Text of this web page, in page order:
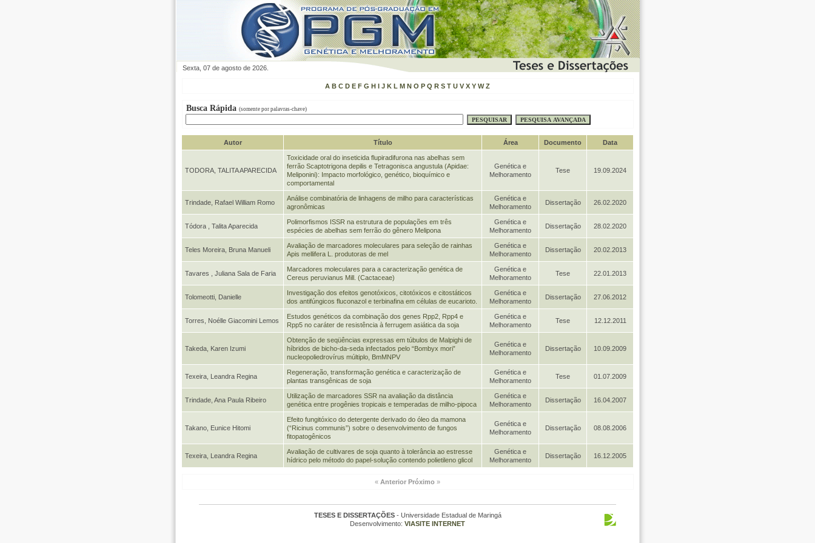
Sexta, 07 de agosto de 2026.
A B C D E F G H I J K L M N O P Q R S T U V X Y W Z
Busca Rápida (somente por palavras-chave)
Autor Título Área Documento Data
TODORA, TALITA APARECIDA
Toxicidade oral do inseticida flupiradifurona nas abelhas sem
ferrão Scaptotrigona depilis e Tetragonisca angustula (Apidae:
Meliponini): Impacto morfológico, genético, bioquímico e
comportamental
Genética e
Melhoramento
Tese 19.09.2024
Trindade, Rafael William Romo
Análise combinatória de linhagens de milho para características
agronômicas
Genética e
Melhoramento
Dissertação 26.02.2020
Tódora , Talita Aparecida
Polimorfismos ISSR na estrutura de populações em três
espécies de abelhas sem ferrão do gênero Melipona
Genética e
Melhoramento
Dissertação 28.02.2020
Teles Moreira, Bruna Manueli
Avaliação de marcadores moleculares para seleção de rainhas
Apis mellifera L. produtoras de mel
Genética e
Melhoramento
Dissertação 20.02.2013
Tavares , Juliana Sala de Faria
Marcadores moleculares para a caracterização genética de
Cereus peruvianus Mill. (Cactaceae)
Genética e
Melhoramento
Tese 22.01.2013
Tolomeotti, Danielle
Investigação dos efeitos genotóxicos, citotóxicos e citostáticos
dos antifúngicos fluconazol e terbinafina em células de eucarioto.
Genética e
Melhoramento
Dissertação 27.06.2012
Torres, Noélle Giacomini Lemos
Estudos genéticos da combinação dos genes Rpp2, Rpp4 e
Rpp5 no caráter de resistência à ferrugem asiática da soja
Genética e
Melhoramento
Tese 12.12.2011
Takeda, Karen Izumi
Obtenção de seqüências expressas em túbulos de Malpighi de
híbridos de bicho-da-seda infectados pelo “Bombyx mori”
nucleopoliedrovírus múltiplo, BmMNPV
Genética e
Melhoramento
Dissertação 10.09.2009
Texeira, Leandra Regina
Regeneração, transformação genética e caracterização de
plantas transgênicas de soja
Genética e
Melhoramento
Tese 01.07.2009
Trindade, Ana Paula Ribeiro
Utilização de marcadores SSR na avaliação da distância
genética entre progênies tropicais e temperadas de milho-pipoca
Genética e
Melhoramento
Dissertação 16.04.2007
Takano, Eunice Hitomi
Efeito fungitóxico do detergente derivado do óleo da mamona
(“Ricinus communis”) sobre o desenvolvimento de fungos
fitopatogênicos
Genética e
Melhoramento
Dissertação 08.08.2006
Texeira, Leandra Regina
Avaliação de cultivares de soja quanto à tolerância ao estresse
hídrico pelo método do papel-solução contendo polietileno glicol
Genética e
Melhoramento
Dissertação 16.12.2005
« Anterior Próximo »
TESES E DISSERTAÇÕES- Universidade Estadual de Maringá
Desenvolvimento: VIASITE INTERNET